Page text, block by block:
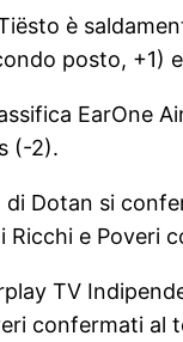
è
posto, +1)
EarOne
(-2).
di Dotan si
e Poveri
TV
confermati al